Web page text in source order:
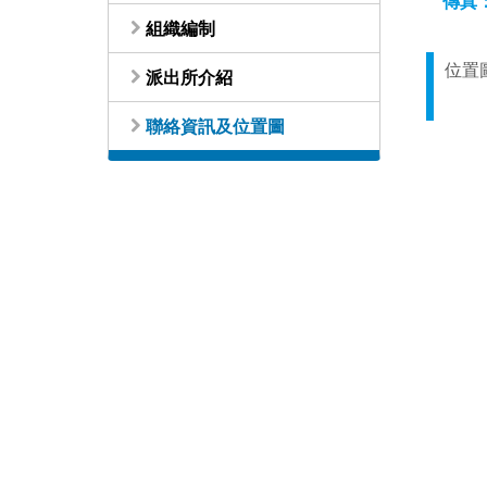
組織編制
派出所介紹
聯絡資訊及位置圖
位置